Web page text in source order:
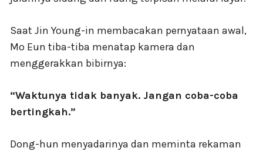
Saat Jin Young-in membacakan pernyataan awal,
Mo Eun tiba-tiba menatap kamera dan
menggerakkan bibirnya:
“Waktunya tidak banyak. Jangan coba-coba
bertingkah.”
Dong-hun menyadarinya dan meminta rekaman